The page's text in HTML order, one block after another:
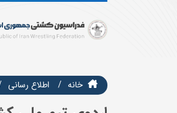
خانه اطلاع رسانی